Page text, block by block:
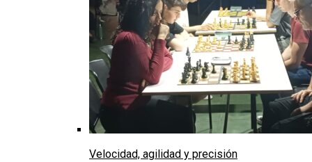
Velocidad, agilidad y precisión